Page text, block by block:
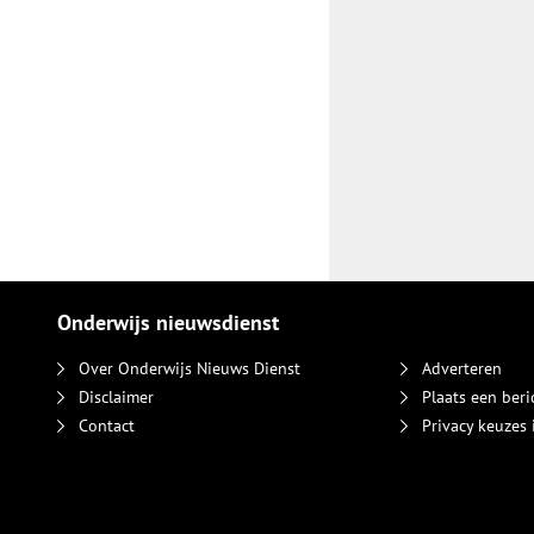
Onderwijs nieuwsdienst
Over Onderwijs Nieuws Dienst
Disclaimer
Contact
Adverteren
Plaats een
Privacy